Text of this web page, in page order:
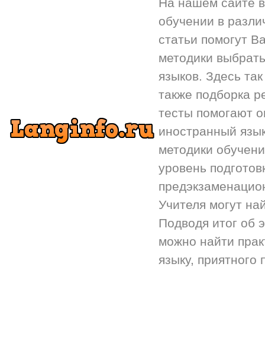
обучении в
статьи помогут
методики
языков. Здесь
также подборка
тесты помогают
иностранный
методики
уровень
Учителя могут
Подводя итог об
можно найти
языку,